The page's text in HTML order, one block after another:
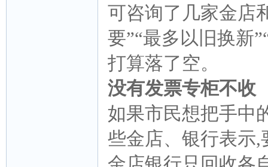
可咨询了几家金店
要”“最多以旧换新
打算落了空。
没有发票专柜不收
如果市民想把手中
些金店、银行表示